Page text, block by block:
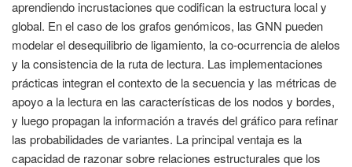
aprendiendo incrustaciones que codifican la estructura local y
global. En el caso de los grafos genómicos, las GNN pueden
modelar el desequilibrio de ligamiento, la co-ocurrencia de alelos
y la consistencia de la ruta de lectura. Las implementaciones
prácticas integran el contexto de la secuencia y las métricas de
apoyo a la lectura en las características de los nodos y bordes,
y luego propagan la información a través del gráfico para refinar
las probabilidades de variantes. La principal ventaja es la
capacidad de razonar sobre relaciones estructurales que los